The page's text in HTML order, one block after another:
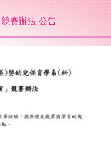
賽辦法 公告